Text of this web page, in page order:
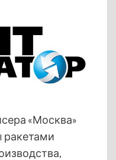
«Москва»
ракетами